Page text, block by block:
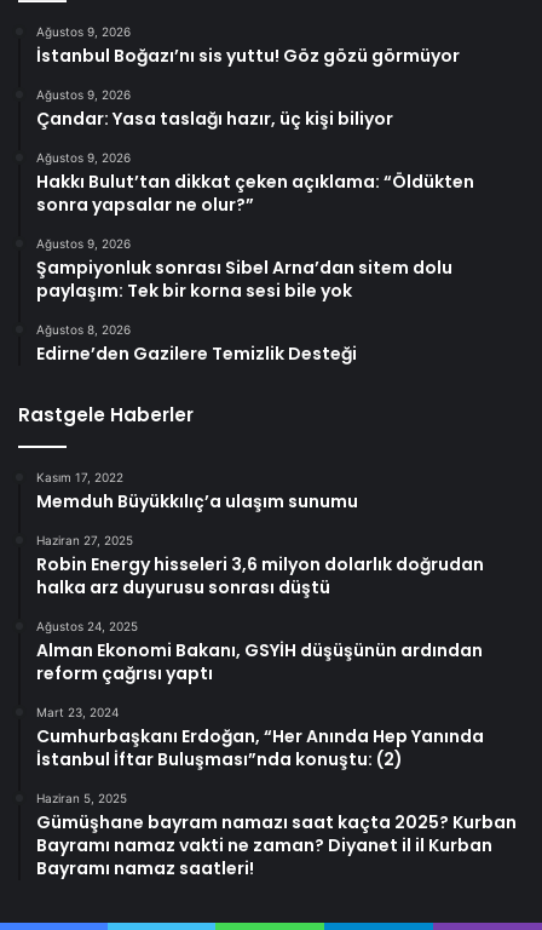
Ağustos 9, 2026
İstanbul Boğazı’nı sis yuttu! Göz gözü görmüyor
Ağustos 9, 2026
Çandar: Yasa taslağı hazır, üç kişi biliyor
Ağustos 9, 2026
Hakkı Bulut’tan dikkat çeken açıklama: “Öldükten
sonra yapsalar ne olur?”
Ağustos 9, 2026
Şampiyonluk sonrası Sibel Arna’dan sitem dolu
paylaşım: Tek bir korna sesi bile yok
Ağustos 8, 2026
Edirne’den Gazilere Temizlik Desteği
Rastgele Haberler
Kasım 17, 2022
Memduh Büyükkılıç’a ulaşım sunumu
Haziran 27, 2025
Robin Energy hisseleri 3,6 milyon dolarlık doğrudan
halka arz duyurusu sonrası düştü
Ağustos 24, 2025
Alman Ekonomi Bakanı, GSYİH düşüşünün ardından
reform çağrısı yaptı
Mart 23, 2024
Cumhurbaşkanı Erdoğan, “Her Anında Hep Yanında
İstanbul İftar Buluşması”nda konuştu: (2)
Haziran 5, 2025
Gümüşhane bayram namazı saat kaçta 2025? Kurban
Bayramı namaz vakti ne zaman? Diyanet il il Kurban
Bayramı namaz saatleri!